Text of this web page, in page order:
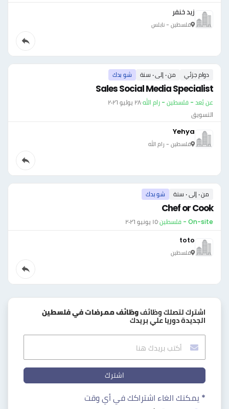
زيد خنفر
فلسطين - نابلس
دوام جزئي من ٠ إلى ٠ سنة شو بدك
Sales Social Media Specialist
عن بُعد - فلسطين - رام الله·٢٨ يوليو ٢٠٢٦
التسويق
Yehya
فلسطين - رام الله
من ٠ إلى ٠ سنة شو بدك
Chef or Cook
On-site - فلسطين ·١٥ يونيو ٢٠٢٦
toto
فلسطين
اشترك لتصلك وظائفوظائف ممرضات في فلسطين
الجديدة دوريا علي بريدك
اشترك
* يمكنك الغاء اشتراكك في أي وقت